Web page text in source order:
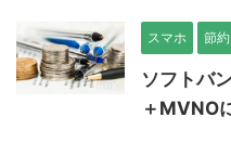
スマホ 節約
ソフトバ
＋MVNO